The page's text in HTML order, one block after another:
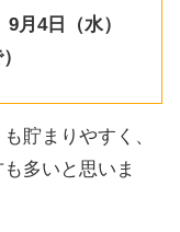
4日（水）
貯まりやすく、
多いと思いま